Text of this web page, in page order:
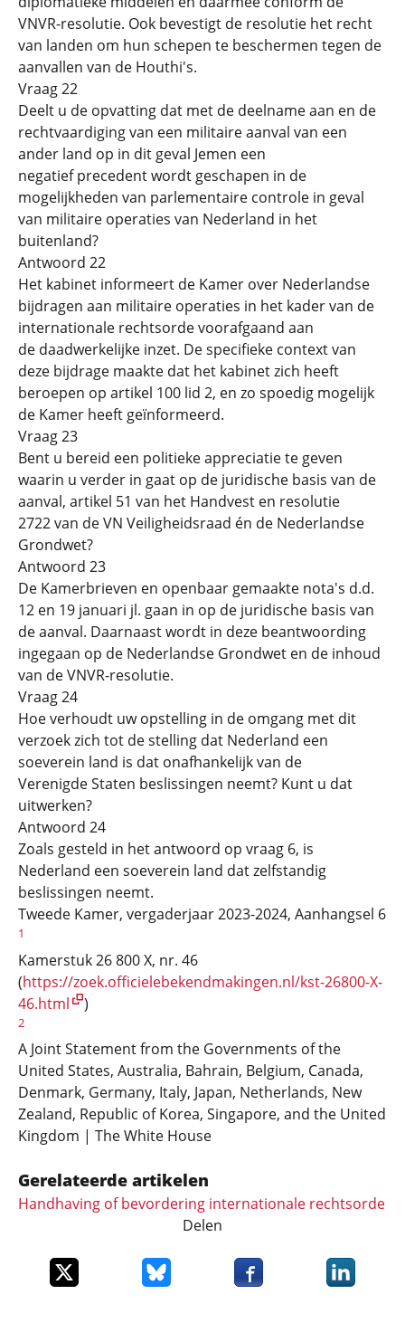
VNVR-resolutie. Ook bevestigt de resolutie het recht
van landen om hun schepen te beschermen tegen de
aanvallen van de Houthi's.
Vraag 22
Deelt u de opvatting dat met de deelname aan en de
rechtvaardiging van een militaire aanval van een
ander land op in dit geval Jemen een
negatief precedent wordt geschapen in de
mogelijkheden van parlementaire controle in geval
van militaire operaties van Nederland in het
buitenland?
Antwoord 22
Het kabinet informeert de Kamer over Nederlandse
bijdragen aan militaire operaties in het kader van de
internationale rechtsorde voorafgaand aan
de daadwerkelijke inzet. De specifieke context van
deze bijdrage maakte dat het kabinet zich heeft
beroepen op artikel 100 lid 2, en zo spoedig mogelijk
de Kamer heeft geïnformeerd.
Vraag 23
Bent u bereid een politieke appreciatie te geven
waarin u verder in gaat op de juridische basis van de
aanval, artikel 51 van het Handvest en resolutie
2722 van de VN Veiligheidsraad én de Nederlandse
Grondwet?
Antwoord 23
De Kamerbrieven en openbaar gemaakte nota's d.d.
12 en 19 januari jl. gaan in op de juridische basis van
de aanval. Daarnaast wordt in deze beantwoording
ingegaan op de Nederlandse Grondwet en de inhoud
van de VNVR-resolutie.
Vraag 24
Hoe verhoudt uw opstelling in de omgang met dit
verzoek zich tot de stelling dat Nederland een
soeverein land is dat onafhankelijk van de
Verenigde Staten beslissingen neemt? Kunt u dat
uitwerken?
Antwoord 24
Zoals gesteld in het antwoord op vraag 6, is
Nederland een soeverein land dat zelfstandig
beslissingen neemt.
Tweede Kamer, vergaderjaar 2023-2024, Aanhangsel 6
1
Kamerstuk 26 800 X, nr. 46
(https://zoek.officielebekendmakingen.nl/kst-26800-X-
46.html
)
2
A Joint Statement from the Governments of the
United States, Australia, Bahrain, Belgium, Canada,
Denmark, Germany, Italy, Japan, Netherlands, New
Zealand, Republic of Korea, Singapore, and the United
Kingdom | The White House
Gerelateerde artikelen
Handhaving of bevordering internationale rechtsorde
Delen
Deel dit item op XDeel dit item op Bluesky
Deel dit item opDeel dit